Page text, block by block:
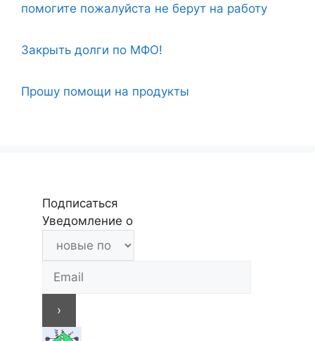
помогите пожалуйста не берут на работу
Закрыть долги по МФО!
Прошу помощи на продукты
Подписаться
Уведомление о